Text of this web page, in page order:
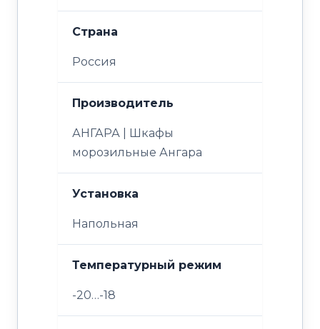
Страна
Россия
Производитель
АНГАРА | Шкафы
морозильные Ангара
Установка
Напольная
Температурный режим
-20…-18